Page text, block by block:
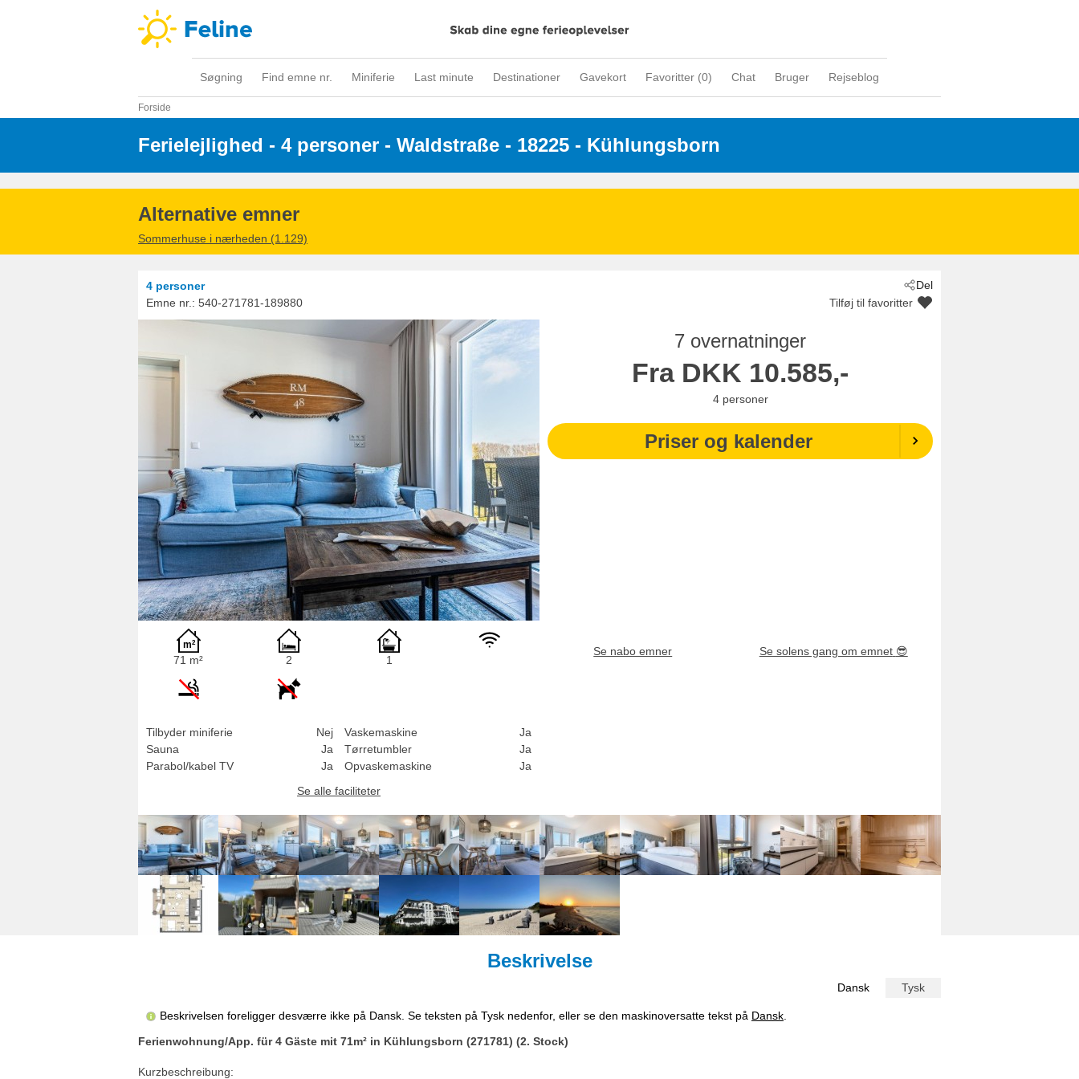
Søgning Find emne nr. Miniferie Last minute Destinationer Gavekort Favoritter (0) Chat Bruger Rejseblog
Forside
Ferielejlighed - 4 personer - Waldstraße - 18225 - Kühlungsborn
Alternative emner
Sommerhuse i nærheden (1.129)
Del
4 personer
Emne nr.: 540-271781-189880 Tilføj til favoritter
7 overnatninger
Fra DKK 10.585,-
4 personer
Priser og kalender
71 m² 2 1
Tilbyder miniferie
Nej
Sauna
Ja
Parabol/kabel TV
Ja
Vaskemaskine
Ja
Tørretumbler
Ja
Opvaskemaskine
Ja
Se alle faciliteter
Se nabo emner Se solens gang om emnet 😎
Beskrivelse
Dansk Tysk
Beskrivelsen foreligger desværre ikke på Dansk. Se teksten på Tysk nedenfor, eller se den maskinoversatte tekst på Dansk
Ferienwohnung/App. für 4 Gäste mit 71m² in Kühlungsborn (271781) (2. Stock)
Kurzbeschreibung: